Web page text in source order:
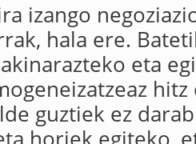
izango
hala ere.
eta
guztiek ez